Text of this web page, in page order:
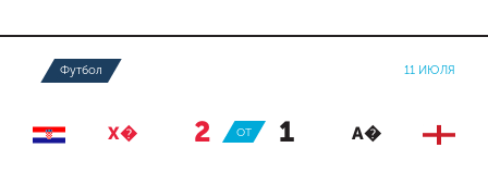
Футбол 11 ИЮЛЯ
Х� 2 : 1 А�
ОТ